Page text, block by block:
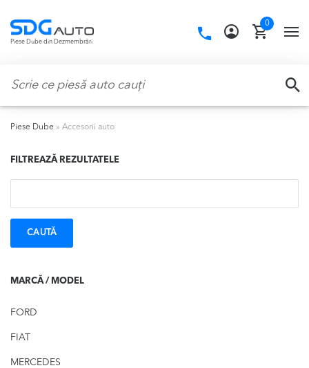
navigation
content
Piese Dube din Dezmembrări
Call
0
Piese Dube » Accesorii auto
FILTREAZĂ REZULTATELE
MARCĂ / MODEL
FORD
FIAT
MERCEDES